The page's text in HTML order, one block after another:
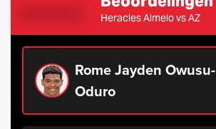
Heracles Almelo vs AZ
Rome Jayden Owusu-
Oduro